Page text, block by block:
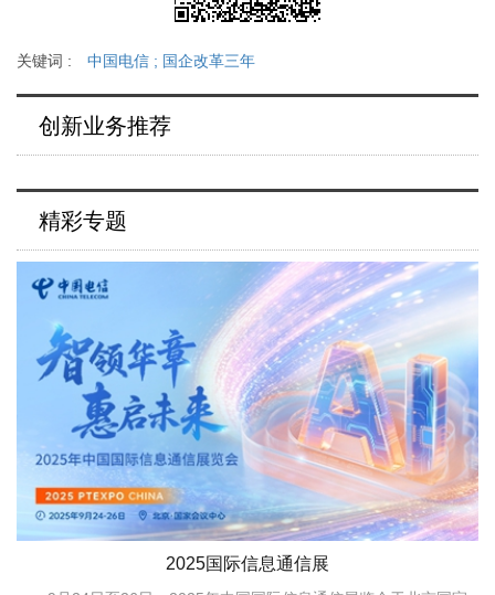
关键词 : 中国电信 ; 国企改革三年
创新业务推荐
精彩专题
2025国际信息通信展